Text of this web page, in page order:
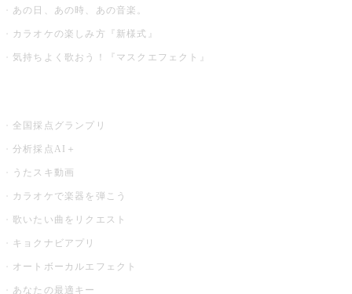
あの日、あの時、あの音楽。
カラオケの楽しみ方『新様式』
気持ちよく歌おう！『マスクエフェクト』
全国採点グランプリ
分析採点AI＋
うたスキ動画
カラオケで楽器を弾こう
歌いたい曲をリクエスト
キョクナビアプリ
オートボーカルエフェクト
あなたの最適キー